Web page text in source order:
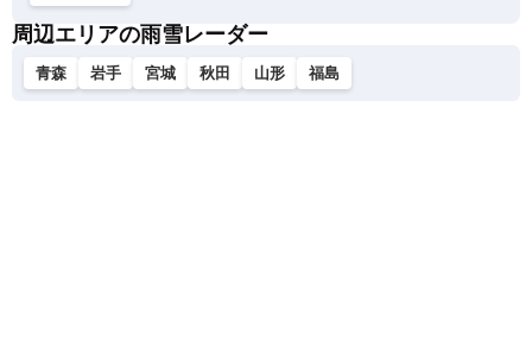
周辺エリアの雨雪レーダー
青森 岩手 宮城 秋田 山形 福島